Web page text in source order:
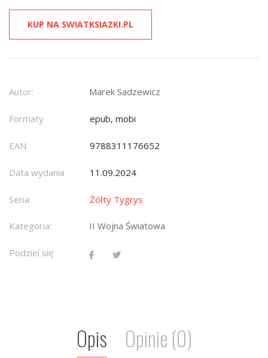
KUP NA SWIATKSIAZKI.PL
Autor: Marek Sadzewicz
Formaty epub, mobi
EAN 9788311176652
Data wydania 11.09.2024
Seria Żółty Tygrys
Kategoria: II Wojna Światowa
Podziel się
Opis Opinie (0)